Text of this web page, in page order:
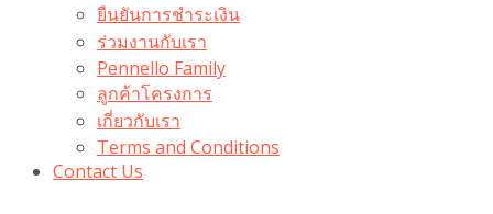
ยืนยันการชำระเงิน
ร่วมงานกับเรา
Pennello Family
ลูกค้าโครงการ
เกี่ยวกับเรา
Terms and Conditions
Contact Us